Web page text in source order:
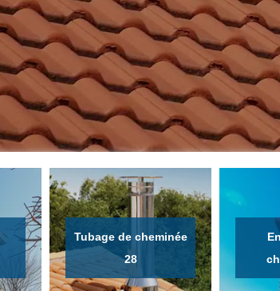
Tubage de cheminée
28